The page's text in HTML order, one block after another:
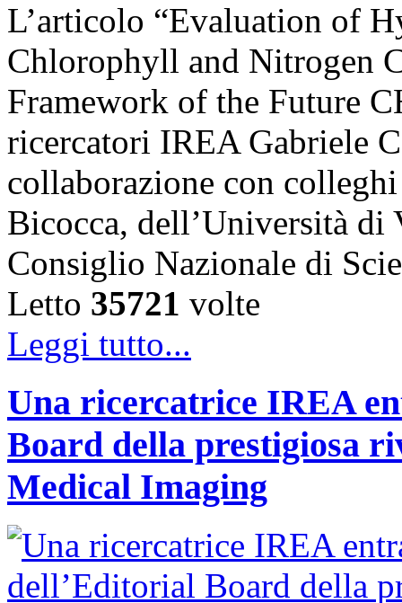
L’articolo “Evaluation of
Chlorophyll and Nitrogen
Framework of the Future
ricercatori IREA Gabriele
collaborazione con
Bicocca, dell’Università di
Consiglio Nazionale di
Letto 35721 volte
Leggi tutto...
Una ricercatrice IREA
Board della prestigiosa
Medical Imaging